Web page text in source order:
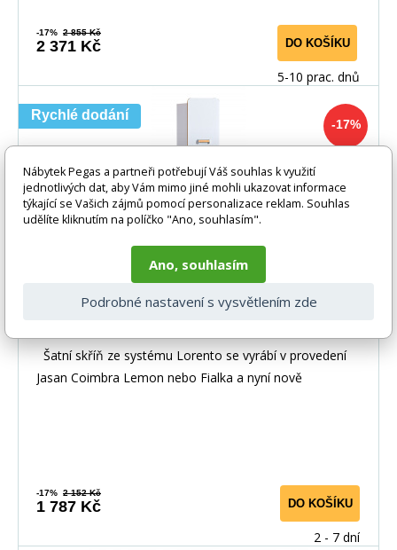
-17% 2 855 Kč
2 371 Kč DO KOŠÍKU
5-10 prac. dnů
-17%
Rychlé dodání
Skříň LORENTO L3, Brilantní Bílá/Dub
Šatní skříň ze systému Lorento se vyrábí v provedení
Jasan Coimbra Lemon nebo Fialka a nyní nově
-17% 2 152 Kč
1 787 Kč DO KOŠÍKU
2 - 7 dní
Nábytek Pegas a partneři potřebují Váš souhlas k využití
jednotlivých dat, aby Vám mimo jiné mohli ukazovat informace
týkající se Vašich zájmů pomocí personalizace reklam. Souhlas
udělíte kliknutím na políčko "Ano, souhlasím".
Ano, souhlasím
Podrobné nastavení s vysvětlením zde